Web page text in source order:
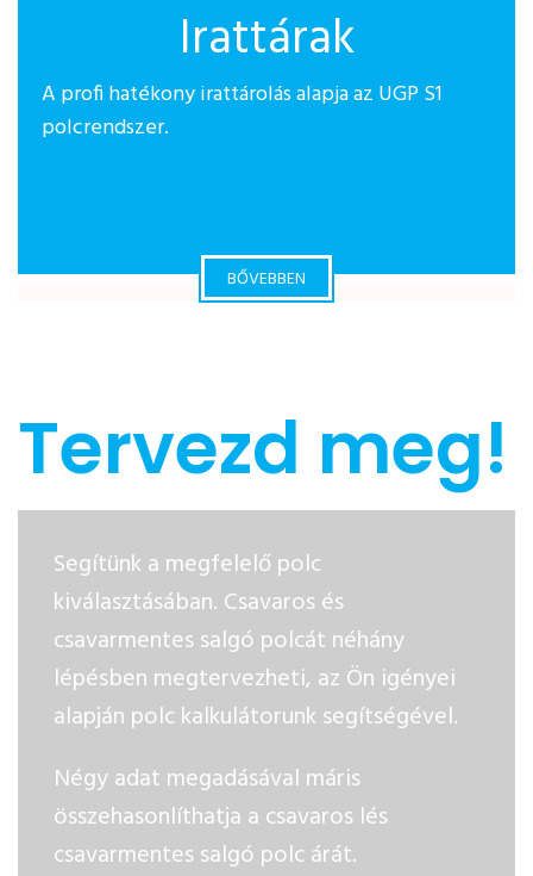
Irattárak
A profi hatékony irattárolás alapja az UGP S1
polcrendszer.
BŐVEBBEN
Tervezd meg!
Segítünk a megfelelő polc
kiválasztásában. Csavaros és
csavarmentes salgó polcát néhány
lépésben megtervezheti, az Ön igényei
alapján polc kalkulátorunk segítségével.
Négy adat megadásával máris
összehasonlíthatja a csavaros lés
csavarmentes salgó polc árát.